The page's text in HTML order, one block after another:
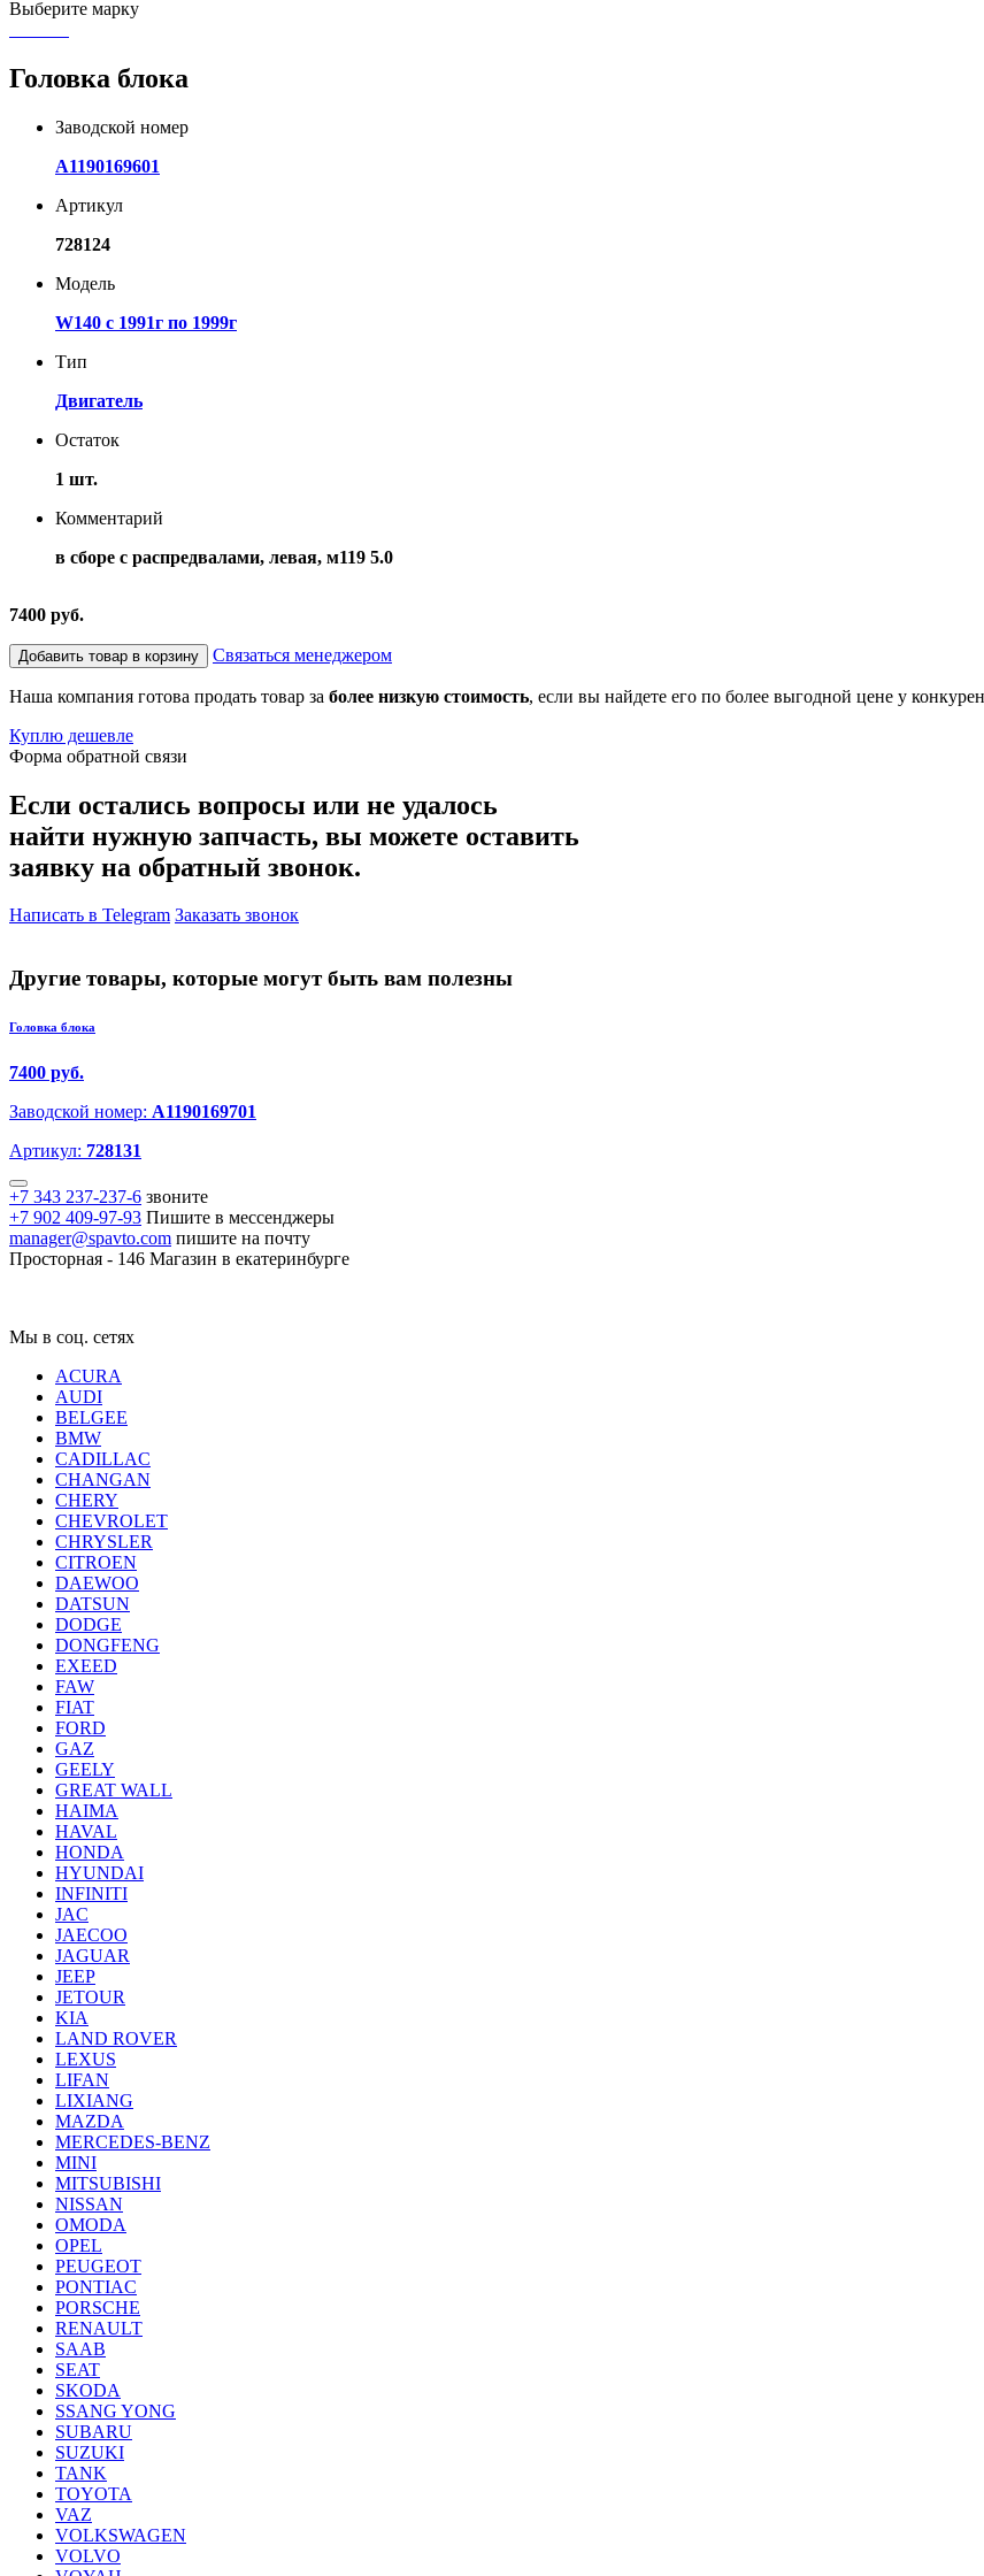
Выберите марку
Головка блока
Заводской номер
A1190169601
Артикул
728124
Модель
W140 с 1991г по 1999г
Тип
Двигатель
Остаток
1 шт.
Комментарий
в сборе с распредвалами, левая, м119 5.0
7400 руб.
Добавить товар в корзину Связаться менеджером
Наша компания готова продать товар за более низкую стоимость, если вы найдете его по более выгодной цене у
Куплю дешевле
Форма обратной связи
Если остались вопросы или не удалось
найти нужную запчасть, вы можете оставить
заявку на обратный звонок.
Написать в Telegram Заказать звонок
Другие товары, которые могут быть вам полезны
Головка блока
7400 руб.
Заводской номер: A1190169701
Артикул: 728131
+7 343 237-237-6 звоните
+7 902 409-97-93 Пишите в мессенджеры
manager@spavto.com пишите на почту
Просторная - 146 Магазин в екатеринбурге
Мы в соц. сетях
ACURA
AUDI
BELGEE
BMW
CADILLAC
CHANGAN
CHERY
CHEVROLET
CHRYSLER
CITROEN
DAEWOO
DATSUN
DODGE
DONGFENG
EXEED
FAW
FIAT
FORD
GAZ
GEELY
GREAT WALL
HAIMA
HAVAL
HONDA
HYUNDAI
INFINITI
JAC
JAECOO
JAGUAR
JEEP
JETOUR
KIA
LAND ROVER
LEXUS
LIFAN
LIXIANG
MAZDA
MERCEDES-BENZ
MINI
MITSUBISHI
NISSAN
OMODA
OPEL
PEUGEOT
PONTIAC
PORSCHE
RENAULT
SAAB
SEAT
SKODA
SSANG YONG
SUBARU
SUZUKI
TANK
TOYOTA
VAZ
VOLKSWAGEN
VOLVO